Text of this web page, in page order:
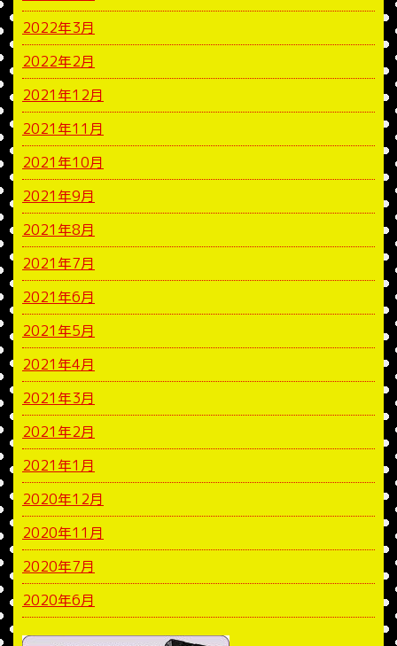
2022年3月
2022年2月
2021年12月
2021年11月
2021年10月
2021年9月
2021年8月
2021年7月
2021年6月
2021年5月
2021年4月
2021年3月
2021年2月
2021年1月
2020年12月
2020年11月
2020年7月
2020年6月